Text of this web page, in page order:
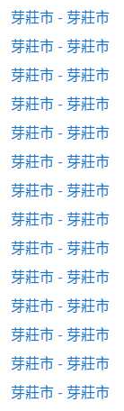
芽莊市 - 芽莊市
芽莊市 - 芽莊市
芽莊市 - 芽莊市
芽莊市 - 芽莊市
芽莊市 - 芽莊市
芽莊市 - 芽莊市
芽莊市 - 芽莊市
芽莊市 - 芽莊市
芽莊市 - 芽莊市
芽莊市 - 芽莊市
芽莊市 - 芽莊市
芽莊市 - 芽莊市
芽莊市 - 芽莊市
芽莊市 - 芽莊市